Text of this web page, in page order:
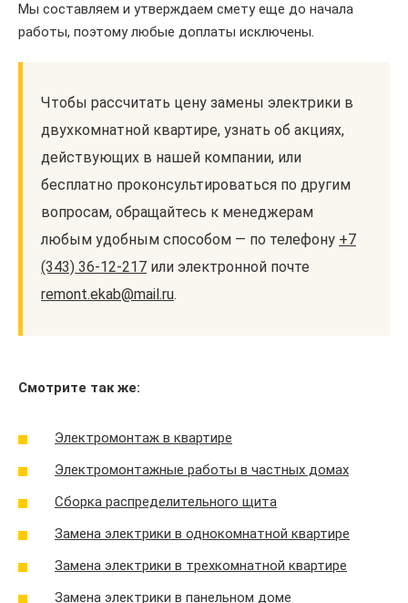
Мы составляем и утверждаем смету еще до начала
работы, поэтому любые доплаты исключены.
Чтобы рассчитать цену замены электрики в
двухкомнатной квартире, узнать об акциях,
действующих в нашей компании, или
бесплатно проконсультироваться по другим
вопросам, обращайтесь к менеджерам
любым удобным способом — по телефону +7
(343) 36-12-217 или электронной почте
remont.ekab@mail.ru.
Смотрите так же:
Электромонтаж в квартире
Электромонтажные работы в частных домах
Сборка распределительного щита
Замена электрики в однокомнатной квартире
Замена электрики в трехкомнатной квартире
Замена электрики в панельном доме